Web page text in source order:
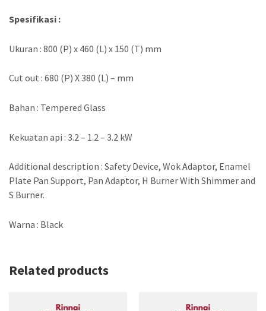
Spesifikasi :
Ukuran : 800 (P) x 460 (L) x 150 (T) mm
Cut out : 680 (P) X 380 (L) – mm
Bahan : Tempered Glass
Kekuatan api : 3.2 – 1.2 – 3.2 kW
Additional description : Safety Device, Wok Adaptor, Enamel
Plate Pan Support, Pan Adaptor, H Burner With Shimmer and
S Burner.
Warna : Black
Related products